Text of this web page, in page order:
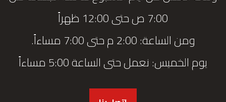
7:00 ص حتى 12:00 ظهراً
ومن الساعة: 2:00 م حتى 7:00 مساءاً.
يوم الخميس: نعمل حتى الساعة 5:00 مساءاً